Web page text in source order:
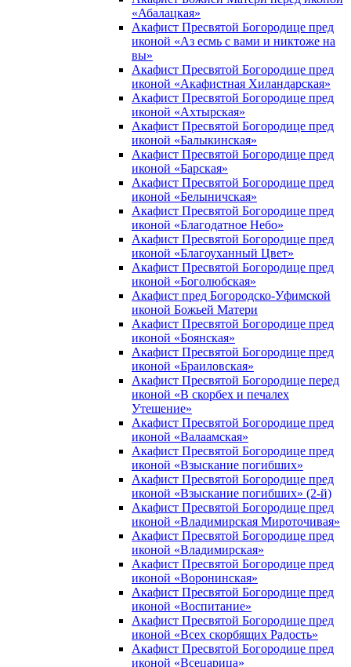
«Абалацкая»
Акафист Пресвятой Богородице пред
иконой «Аз есмь с вами и никтоже на
вы»
Акафист Пресвятой Богородице пред
иконой «Акафистная Хиландарская»
Акафист Пресвятой Богородице пред
иконой «Ахтырская»
Акафист Пресвятой Богородице пред
иконой «Балыкинская»
Акафист Пресвятой Богородице пред
иконой «Барская»
Акафист Пресвятой Богородице пред
иконой «Белыничская»
Акафист Пресвятой Богородице пред
иконой «Благодатное Небо»
Акафист Пресвятой Богородице пред
иконой «Благоуханный Цвет»
Акафист Пресвятой Богородице пред
иконой «Боголюбская»
Акафист пред Богородско-Уфимской
иконой Божьей Матери
Акафист Пресвятой Богородице пред
иконой «Боянская»
Акафист Пресвятой Богородице пред
иконой «Браиловская»
Акафист Пресвятой Богородице перед
иконой «В скорбех и печалех
Утешение»
Акафист Пресвятой Богородице пред
иконой «Валаамская»
Акафист Пресвятой Богородице пред
иконой «Взыскание погибших»
Акафист Пресвятой Богородице пред
иконой «Взыскание погибших» (2-й)
Акафист Пресвятой Богородице пред
иконой «Владимирская Мироточивая»
Акафист Пресвятой Богородице пред
иконой «Владимирская»
Акафист Пресвятой Богородице пред
иконой «Воронинская»
Акафист Пресвятой Богородице пред
иконой «Воспитание»
Акафист Пресвятой Богородице пред
иконой «Всех скорбящих Радость»
Акафист Пресвятой Богородице пред
иконой «Всецарица»